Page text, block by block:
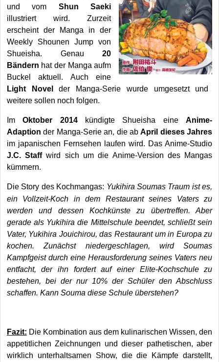
und vom Shun Saeki
illustriert wird. Zurzeit
erscheint der Manga in der
Weekly Shounen Jump von
Shueisha. Genau 20
Bändern hat der Manga aufm
Buckel aktuell. Auch eine
Light Novel
der Manga-Serie wurde umgesetzt und
weitere sollen noch folgen.
ImOktober 2014kündigte Shueisha eineAnime-
Adaption der Manga-Serie an, die abApril dieses Jahres
im japanischen Fernsehen laufen wird. Das Anime-Studio
J.C. Staffwird sich um die Anime-Version des Mangas
kümmern.
Die Story des Kochmangas: Yukihira Soumas Traum ist es,
ein Vollzeit-Koch in dem Restaurant seines Vaters zu
werden und dessen Kochkünste zu übertreffen. Aber
gerade als Yukihira die Mittelschule beendet, schließt sein
Vater, Yukihira Jouichirou, das Restaurant um in Europa zu
kochen. Zunächst niedergeschlagen, wird Soumas
Kampfgeist durch eine Herausforderung seines Vaters neu
entfacht, der ihn fordert auf einer Elite-Kochschule zu
bestehen, bei der nur 10% der Schüler den Abschluss
schaffen. Kann Souma diese Schule überstehen?
Fazit: Die Kombination aus dem kulinarischen Wissen, den
appetitlichen Zeichnungen und dieser pathetischen, aber
wirklich unterhaltsamen Show, die die Kämpfe darstellt,